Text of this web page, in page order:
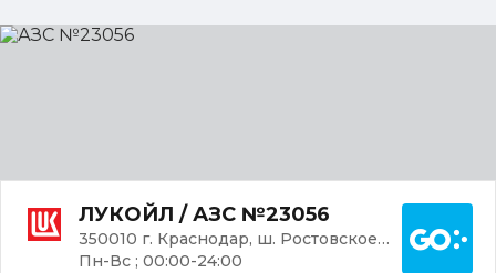
АЗС
ЛУКОЙЛ / АЗС №23056
350010 г. Краснодар, ш. Ростовское, 3
Пн-Вс ; 00:00-24:00